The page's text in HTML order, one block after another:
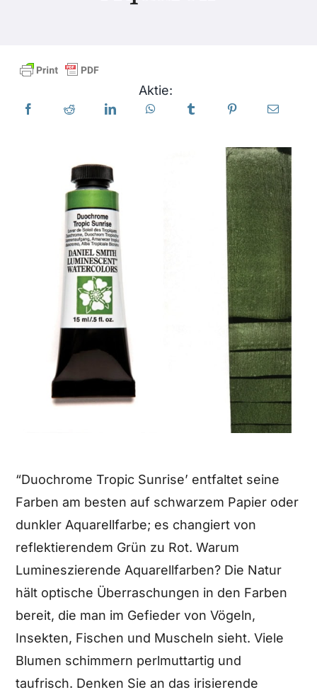
Ressourcen
Händler finden
Kontaktieren Sie uns
Abonnieren
Aktie:
“Duochrome Tropic Sunrise’ entfaltet seine
Farben am besten auf schwarzem Papier oder
dunkler Aquarellfarbe; es changiert von
reflektierendem Grün zu Rot. Warum
Lumineszierende Aquarellfarben? Die Natur
hält optische Überraschungen in den Farben
bereit, die man im Gefieder von Vögeln,
Insekten, Fischen und Muscheln sieht. Viele
Blumen schimmern perlmuttartig und
taufrisch. Denken Sie an das irisierende